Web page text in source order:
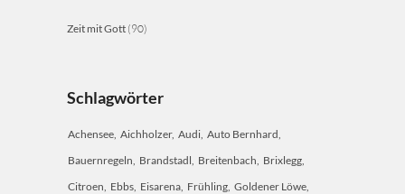
Zeit mit Gott (90)
Schlagwörter
Achensee Aichholzer Audi Auto Bernhard
Bauernregeln Brandstadl Breitenbach Brixlegg
Citroen Ebbs Eisarena Frühling Goldener Löwe